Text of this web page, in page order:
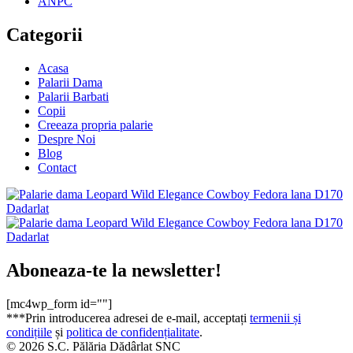
Categorii
Acasa
Palarii Dama
Palarii Barbati
Copii
Creeaza propria palarie
Despre Noi
Blog
Contact
Aboneaza-te la newsletter!
[mc4wp_form id=""]
***Prin introducerea adresei de e-mail, acceptați termenii și
condițiile și politica de confidențialitate.
© 2026 S.C. Pălăria Dădârlat SNC